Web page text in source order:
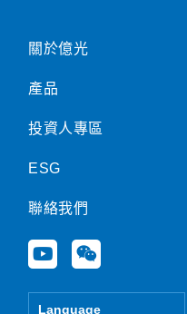
關於億光
產品
投資人專區
ESG
聯絡我們
Y
o
W
e
Language